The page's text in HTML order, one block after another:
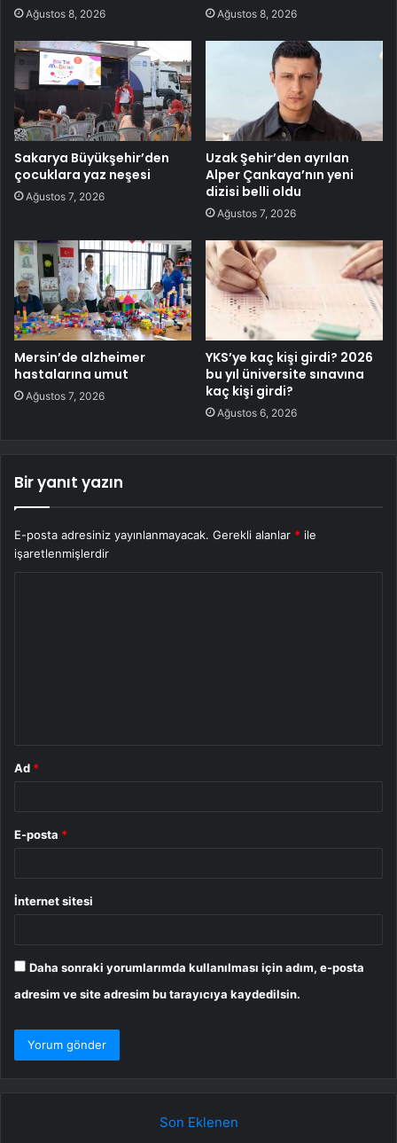
Ağustos 8, 2026 Ağustos 8, 2026
Sakarya Büyükşehir’den
çocuklara yaz neşesi
Ağustos 7, 2026
Uzak Şehir’den ayrılan
Alper Çankaya’nın yeni
dizisi belli oldu
Ağustos 7, 2026
Mersin’de alzheimer
hastalarına umut
Ağustos 7, 2026
YKS’ye kaç kişi girdi? 2026
bu yıl üniversite sınavına
kaç kişi girdi?
Ağustos 6, 2026
Bir yanıt yazın
E-posta adresiniz yayınlanmayacak. Gerekli alanlar * ile
işaretlenmişlerdir
Ad *
E-posta *
İnternet sitesi
Daha sonraki yorumlarımda kullanılması için adım, e-posta
adresim ve site adresim bu tarayıcıya kaydedilsin.
Son Eklenen